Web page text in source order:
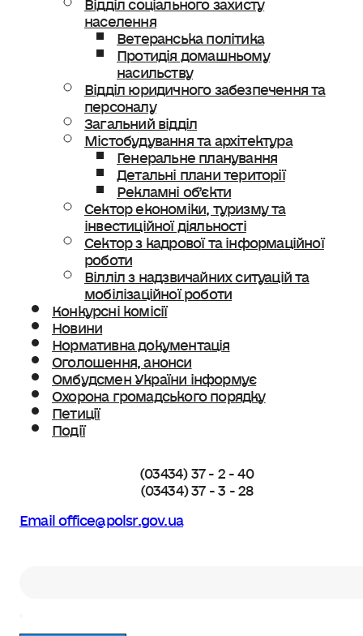
населення
Ветеранська політика
Протидія домашньому
насильству
Відділ юридичного забезпечення та
персоналу
Загальний відділ
Містобудування та архітектура
Генеральне планування
Детальні плани території
Рекламні об’єкти
Сектор економіки, туризму та
інвестиційної діяльності
Сектор з кадрової та інформаційної
роботи
Вілліл з надзвичайних ситуацій та
мобілізаційної роботи
Конкурсні комісії
Новини
Нормативна документація
Оголошення, анонси
Омбудсмен України інформує
Охорона громадського порядку
Петиції
Події
(03434) 37 - 2 - 40
(03434) 37 - 3 - 28
Email office@polsr.gov.ua